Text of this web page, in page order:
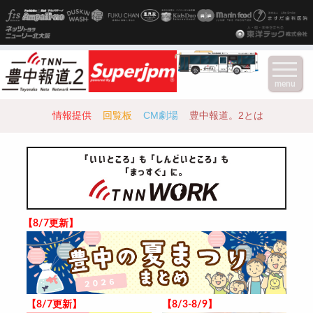
情報提供 回覧板 CM劇場 豊中報道。2とは
【8/7更新】
【8/7更新】 【8/3-8/9】
menu